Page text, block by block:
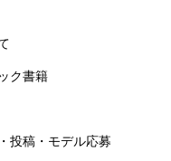
ク書籍
投稿・モデル応募